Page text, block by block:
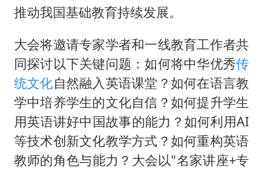
推动我国基础教育持续发展。
大会将邀请专家学者和一线教育工作者共
同探讨以下关键问题：如何将中华优秀传
统文化自然融入英语课堂？如何在语言教
学中培养学生的文化自信？如何提升学生
用英语讲好中国故事的能力？如何利用AI
等技术创新文化教学方式？如何重构英语
教师的角色与能力？大会以"名家讲座+专